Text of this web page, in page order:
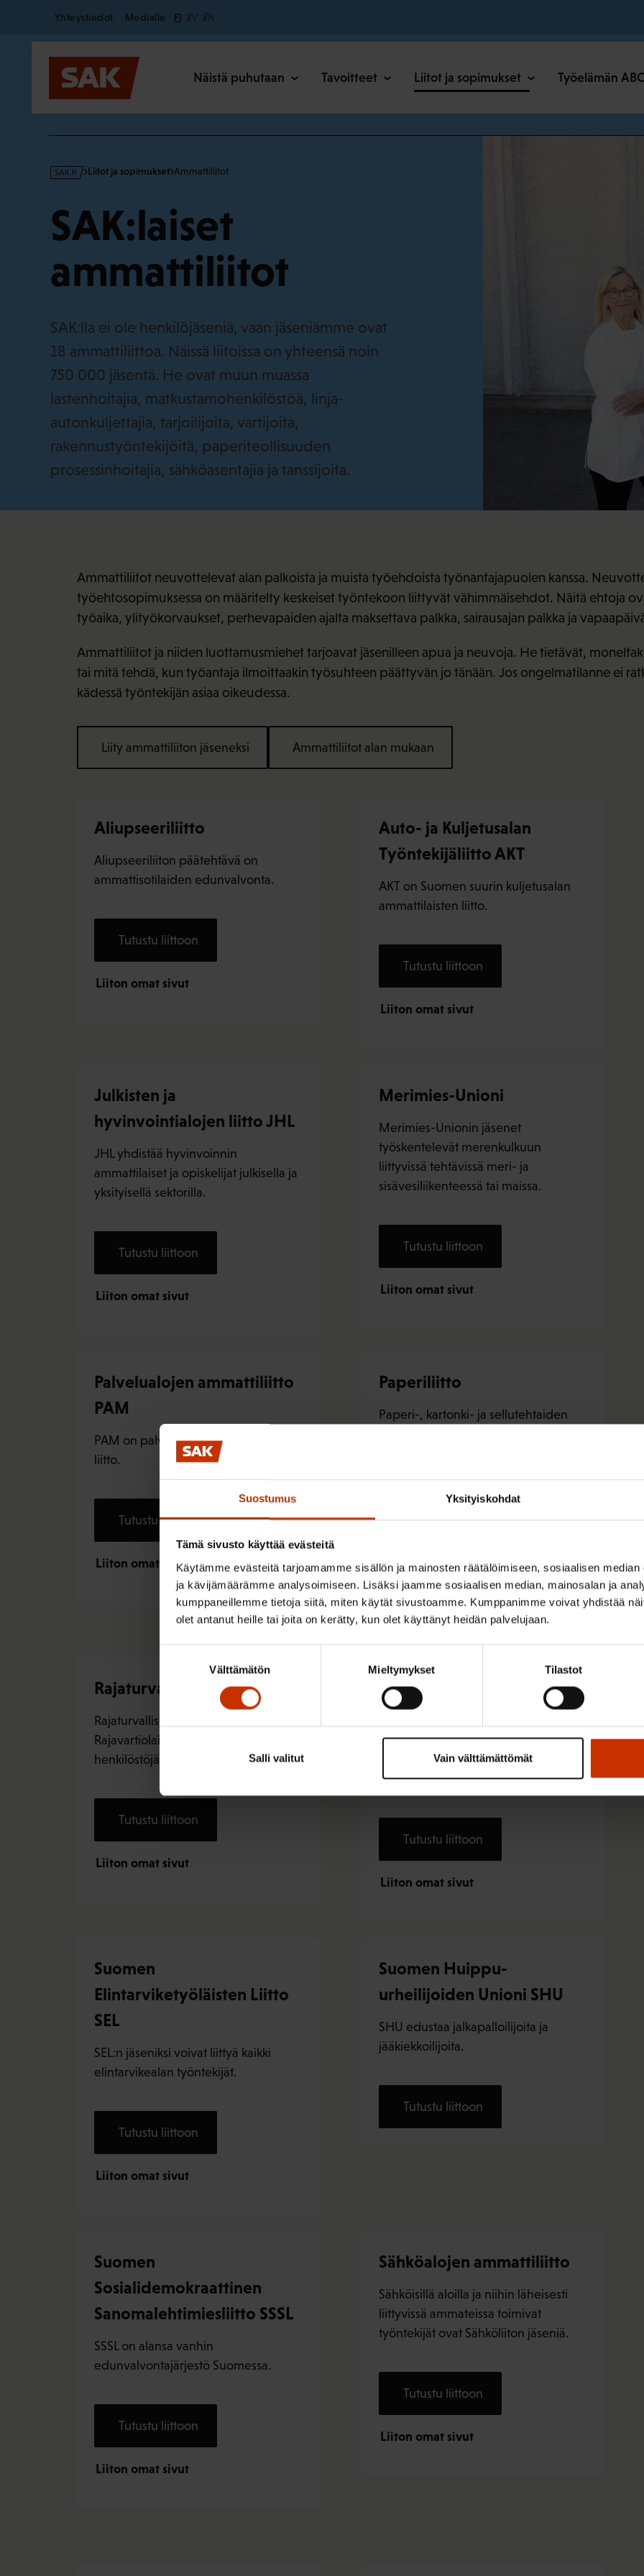
Suostumus Yksityiskohdat
Tämä sivusto käyttää evästeitä
Käytämme evästeitä tarjoamamme sisällön ja mainosten räätälöimiseen, sosiaalisen
ja kävijämäärämme analysoimiseen. Lisäksi jaamme sosiaalisen median, mainosalan ja
kumppaneillemme tietoja siitä, miten käytät sivustoamme. Kumppanimme voivat yhdistää
olet antanut heille tai joita on kerätty, kun olet käyttänyt heidän palvelujaan.
Välttämätön Mieltymykset Tilastot
Vain välttämättömät
Salli valitut
Secondary
Yhteystiedot Medialle FI SV EN
Näistä puhutaan Tavoitteet Liitot ja sopimukset Työelämän ABC
s
·
f
Liitot ja sopimukset Ammattiliitot
SAK:laiset
ammattiliitot
SAK:lla ei ole henkilöjäseniä, vaan jäseniämme ovat
18 ammattiliittoa. Näissä liitoissa on yhteensä noin
750 000 jäsentä. He ovat muun muassa
lastenhoitajia, matkustamohenkilöstöä, linja-
autonkuljettajia, tarjoilijoita, vartijoita,
rakennustyöntekijöitä, paperiteollisuuden
prosessinhoitajia, sähköasentajia ja tanssijoita.
Ammattiliitot neuvottelevat alan palkoista ja muista työehdoista työnantajapuolen kanssa.
työehtosopimuksessa on määritelty keskeiset työntekoon liittyvät vähimmäisehdot. Näitä ehtoja
työaika, ylityökorvaukset, perhevapaiden ajalta maksettava palkka, sairausajan palkka ja
Ammattiliitot ja niiden luottamusmiehet tarjoavat jäsenilleen apua ja neuvoja. He tietävät,
tai mitä tehdä, kun työantaja ilmoittaakin työsuhteen päättyvän jo tänään. Jos ongelmatilanne ei
kädessä työntekijän asiaa oikeudessa.
Liity ammattiliiton jäseneksi Ammattiliitot alan mukaan
Aliupseeriliitto
Aliupseeriliiton päätehtävä on
ammattisotilaiden edunvalvonta.
Tutustu liittoon
Liiton omat sivut
Auto- ja Kuljetusalan
Työntekijäliitto AKT
AKT on Suomen suurin kuljetusalan
ammattilaisten liitto.
Tutustu liittoon
Liiton omat sivut
Julkisten ja
hyvinvointialojen liitto JHL
JHL yhdistää hyvinvoinnin
ammattilaiset ja opiskelijat julkisella ja
yksityisellä sektorilla.
Tutustu liittoon
Liiton omat sivut
Merimies-Unioni
Merimies-Unionin jäsenet
työskentelevät merenkulkuun
liittyvissä tehtävissä meri- ja
sisävesiliikenteessä tai maissa.
Tutustu liittoon
Liiton omat sivut
Palvelualojen ammattiliitto
PAM
PAM on palvelualojen ammattilaisten
liitto.
Tutustu liittoon
Liiton omat sivut
Paperiliitto
Paperi-, kartonki- ja sellutehtaiden
Rajaturvallisuusunioni
Rajaturvallisuusunioni on
Rajavartiolaitoksen suurin
henkilöstöjärjestö.
Tutustu liittoon
Liiton omat sivut
Rakennusliitto
vedeneristys-, talotekniikka- ja infra-
alojen työntekijät ovat Rakennusliiton
jäseniä.
Tutustu liittoon
Liiton omat sivut
Suomen
Elintarviketyöläisten Liitto
SEL
SEL:n jäseniksi voivat liittyä kaikki
elintarvikealan työntekijät.
Tutustu liittoon
Liiton omat sivut
Suomen Huippu-
urheilijoiden Unioni SHU
SHU edustaa jalkapalloilijoita ja
jääkiekkoilijoita.
Tutustu liittoon
Suomen
Sosialidemokraattinen
Sanomalehtimiesliitto SSSL
SSSL on alansa vanhin
edunvalvontajärjestö Suomessa.
Tutustu liittoon
Liiton omat sivut
Sähköalojen ammattiliitto
Sähköisillä aloilla ja niihin läheisesti
liittyvissä ammateissa toimivat
työntekijät ovat Sähköliiton jäseniä.
Tutustu liittoon
Liiton omat sivut